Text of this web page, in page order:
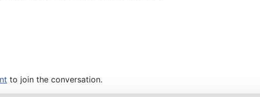
to join the conversation.